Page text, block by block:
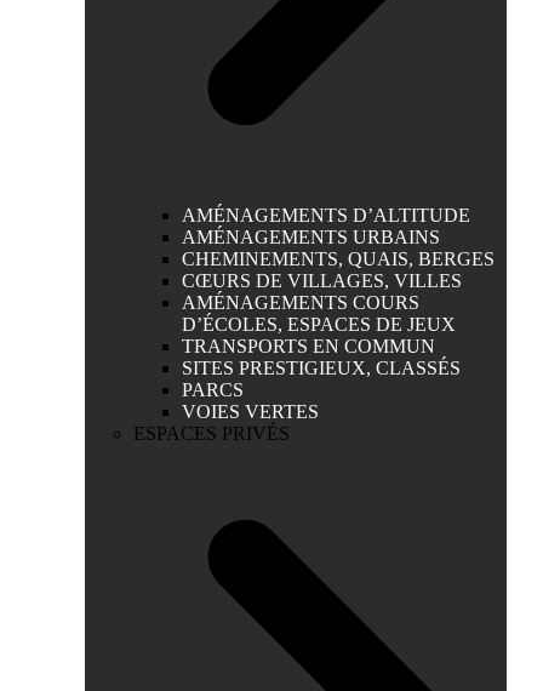
AMÉNAGEMENTS D’ALTITUDE
AMÉNAGEMENTS URBAINS
CHEMINEMENTS, QUAIS, BERGES
CŒURS DE VILLAGES, VILLES
AMÉNAGEMENTS COURS
D’ÉCOLES, ESPACES DE JEUX
TRANSPORTS EN COMMUN
SITES PRESTIGIEUX, CLASSÉS
PARCS
VOIES VERTES
ESPACES PRIVÉS